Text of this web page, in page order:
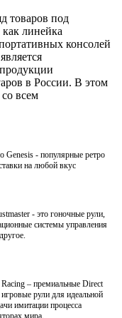
товаров под
линейка
консолей
в России. В этом
всем
Genesis - популярные ретро
на любой вкус
- это гоночные рули,
системы управления
– премиальные Direct
рули для идеальной
имитации процесса